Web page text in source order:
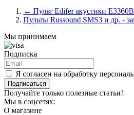
← Пульт Edifer акустики
Пульты Russound SMS3 и др. -
Мы принимаем
Подписка
Я согласен на обработку
Подписаться
Получайте только полезные статьи!
Мы в соцсетях:
О магазине